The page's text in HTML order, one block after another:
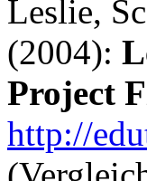
Leslie,
(2004):
Project
http://